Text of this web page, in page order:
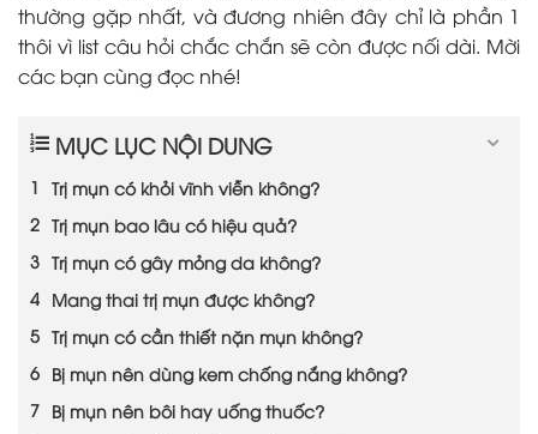
thường gặp nhất, và đương nhiên đây chỉ là phần 1
thôi vì list câu hỏi chắc chắn sẽ còn được nối dài. Mời
các bạn cùng đọc nhé!
MỤC LỤC NỘI DUNG
Trị mụn có khỏi vĩnh viễn không?
Trị mụn bao lâu có hiệu quả?
Trị mụn có gây mỏng da không?
Mang thai trị mụn được không?
Trị mụn có cần thiết nặn mụn không?
Bị mụn nên dùng kem chống nắng không?
Bị mụn nên bôi hay uống thuốc?